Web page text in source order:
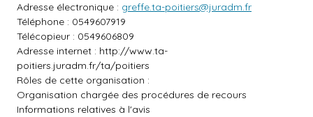
Adresse électronique : greffe.ta-poitiers@juradm.fr
Téléphone : 0549607919
Télécopieur : 0549606809
Adresse internet : http://www.ta-
poitiers.juradm.fr/ta/poitiers
Rôles de cette organisation :
Organisation chargée des procédures de recours
Informations relatives à l'avis